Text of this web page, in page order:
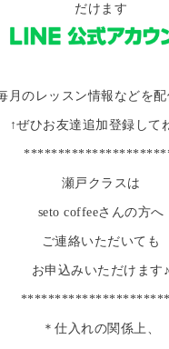
だけます
月のレッスン情報などを配
↑ぜひお友達追加登録して
瀬戸クラスは
seto coffeeさんの方へ
ご連絡いただいても
お申込みいただけます♪
＊仕入れの関係上、